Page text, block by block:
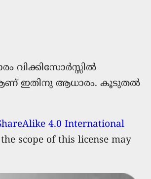
വിക്കിസോര്‍സ്സില്‍
ഇതിനു ആധാരം. കൂടുതൽ
4.0 International
scope of this license may